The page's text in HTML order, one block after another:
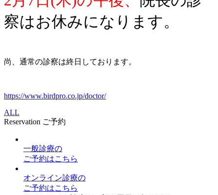
察はお休みになります。
尚、通常の診察は終日しております。
https://www.birdpro.co.jp/doctor/
ALL
Reservation ご予約
一般診療の
ご予約はこちら
オンライン診療の
ご予約はこちら